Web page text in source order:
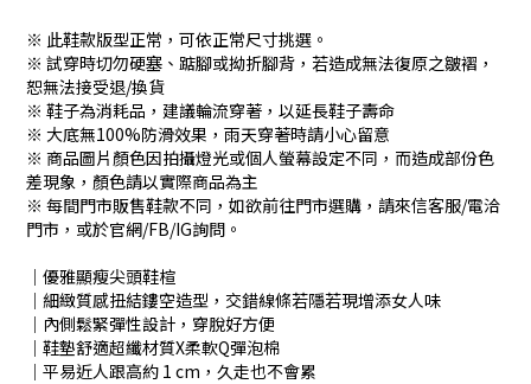
※ 此鞋款版型正常，可依正常尺寸挑選。
※ 試穿時切勿硬塞、踮腳或拗折腳背，若造成無法復原之皺褶，
恕無法接受退/換貨
※ 鞋子為消耗品，建議輪流穿著，以延長鞋子壽命
※ 大底無100%防滑效果，雨天穿著時請小心留意
※ 商品圖片顏色因拍攝燈光或個人螢幕設定不同，而造成部份色
差現象，顏色請以實際商品為主
※ 每間門市販售鞋款不同，如欲前往門市選購，請來信客服/電洽
門市，或於官網/FB/IG詢問。
│優雅顯瘦尖頭鞋楦
│細緻質感扭結鏤空造型，交錯線條若隱若現增添女人味
│內側鬆緊彈性設計，穿脫好方便
│鞋墊舒適超纖材質X柔軟Q彈泡棉
│平易近人跟高約 1 cm，久走也不會累